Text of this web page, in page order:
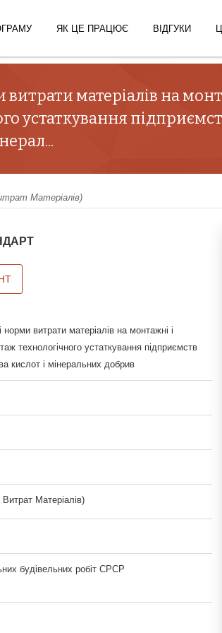
ЯК ЦЕ ПРАЦЮЄ ВІДГУКИ
матеріалів на
устаткування
Матеріалів)
витрати матеріалів на монтажні і
технологічного устаткування підприємств
кислот і мінеральних добрив
Матеріалів)
будівельних робіт СРСР